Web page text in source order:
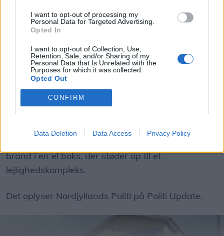
I want to opt-out of processing my
Personal Data for Targeted Advertising.
Opted In
I want to opt-out of Collection, Use,
Retention, Sale, and/or Sharing of my
Personal Data that Is Unrelated with the
Purposes for which it was collected.
Opted Out
CONFIRM
Data Deletion Data Access Privacy Policy
Brand i Vestbyen: Søg væk og luk
døre og vinduer
Freja Hesthaven
Følg os på Discover
06. august 2026 kl. 10.05
Opdateret kl. 10.19
AALBORG: Torsdag formiddag er Nordjyllands
Beredskab og Nordjyllands Politi til stede på Cort
brand i en el boks, der støder op til et
lejlighedskompleks.
Det oplyser Nordjyllands Politi på Politi Update.